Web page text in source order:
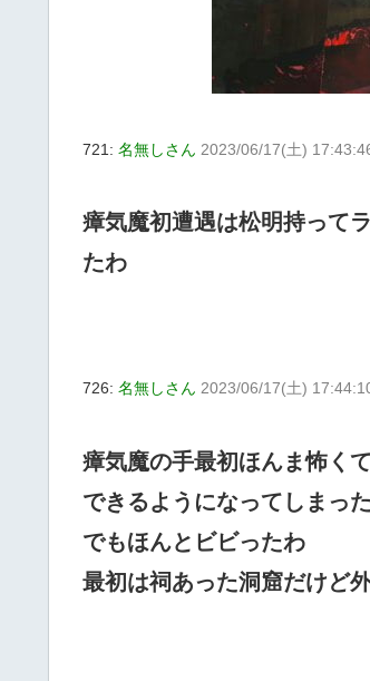
721: 名無しさん 2023/06/17(土)
瘴気魔初遭遇は松明持って
たわ
726: 名無しさん 2023/06/17(土)
瘴気魔の手最初ほんま怖く
できるようになってしまった
でもほんとビビったわ
最初は祠あった洞窟だけど